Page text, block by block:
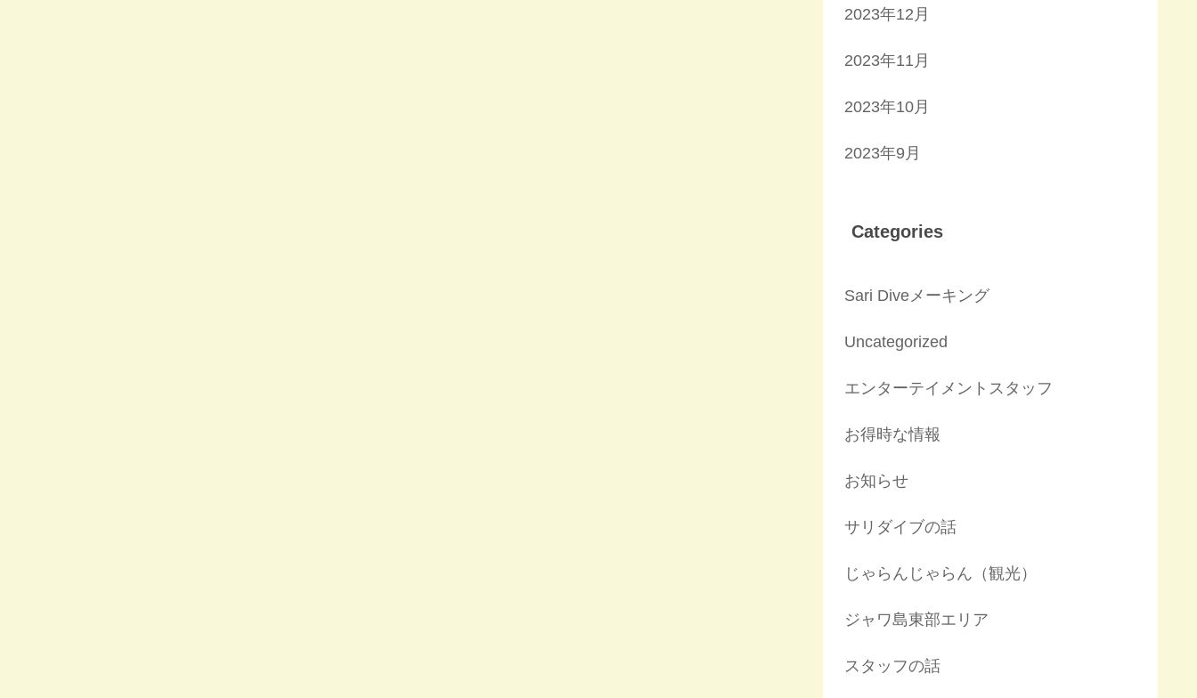
2023年12月
2023年11月
2023年10月
2023年9月
Categories
Sari Diveメーキング
Uncategorized
エンターテイメントスタッフ
お得時な情報
お知らせ
サリダイブの話
じゃらんじゃらん（観光）
ジャワ島東部エリア
スタッフの話